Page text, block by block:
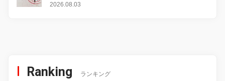
2026.08.03
Ranking ランキング